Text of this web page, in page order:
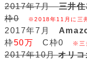
2017年7月三井
枠0
※2018年11月に三
2017年7月
枠50万 C枠0 ※三
2017年10月オリ